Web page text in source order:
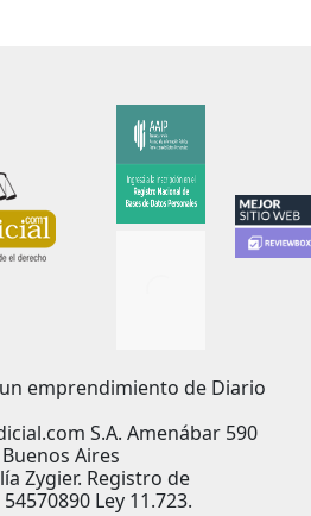
emprendimiento de Diario
S.A. Amenábar 590
Aires
Zygier. Registro de
Ley 11.723.